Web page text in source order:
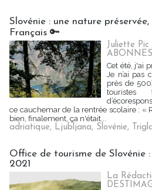
Slovénie : une nature
Français 🔑
Juliette Pic
ABONNES
Cet été, j'ai
Je n’ai pas
près de
touristes
ce cauchemar de la rentrée scolaire : «
bien, finalement, ça n'était...
adriatique, Ljubljana, Slovénie,
Office de tourisme de Slovénie
2021
La